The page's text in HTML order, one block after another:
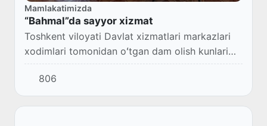
Mamlakatimizda
“Bahmal”da sayyor xizmat
Toshkent viloyati Davlat xizmatlari markazlari
xodimlari tomonidan oʻtgan dam olish kunlari
barcha hududlarda sayyor davlat xizmatlari va
huquqiy targʻibot tadbirlari amalga oshiri...
806